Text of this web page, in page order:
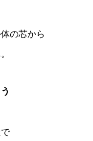
の芯から